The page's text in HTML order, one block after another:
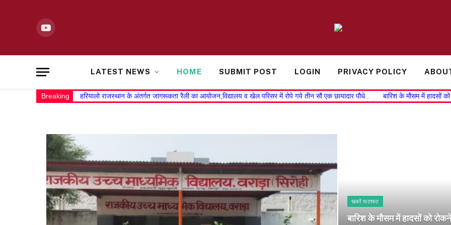
YouTube
LATEST NEWS HOME SUBMIT POST LOGIN PRIVACY POLICY
Breaking हरियालो राजस्थान के अंतर्गत जागरूकता रैली का आयोजन,विद्यालय व खेल परिसर में रोपे गये तीन सौ एक छायादार पौधे . बारिश के मौसम में हादसों
खबरें फटाफट
बारिश के मौसम में हादसों को